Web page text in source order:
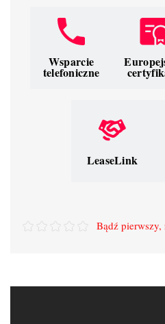
Wsparcie
telefoniczne
LeaseLink
Bądź